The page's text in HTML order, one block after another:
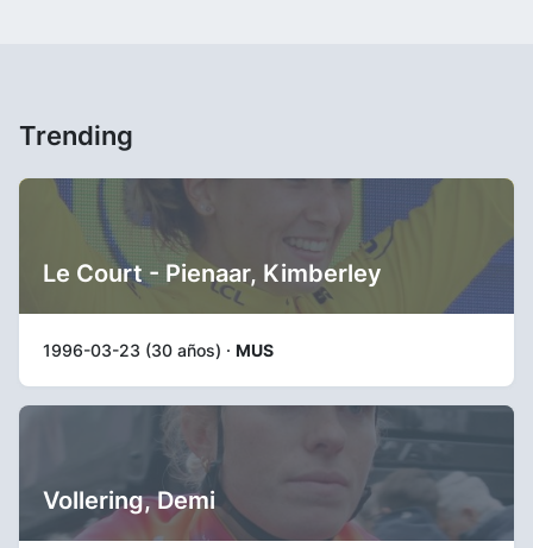
Trending
Le Court - Pienaar, Kimberley
1996-03-23 (30 años) · MUS
Vollering, Demi